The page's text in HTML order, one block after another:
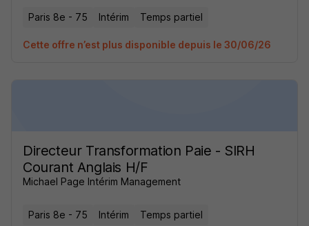
Paris 8e - 75 Intérim Temps partiel
Cette offre n’est plus disponible depuis le 30/06/26
Directeur Transformation Paie - SIRH
Courant Anglais H/F
Michael Page Intérim Management
Paris 8e - 75 Intérim Temps partiel